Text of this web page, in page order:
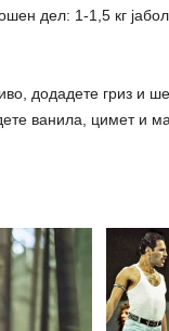
дел: 1-1,5 кг
додадете гриз и
ванила, цимет и